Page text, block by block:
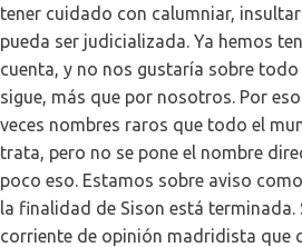
tener cuidado con calumniar,
pueda ser judicializada. Ya hemos
cuenta, y no nos gustaría sobre
sigue, más que por nosotros. Por
veces nombres raros que todo el
trata, pero no se pone el nombre
poco eso. Estamos sobre aviso
la finalidad de Sison está terminada.
corriente de opinión madridista que